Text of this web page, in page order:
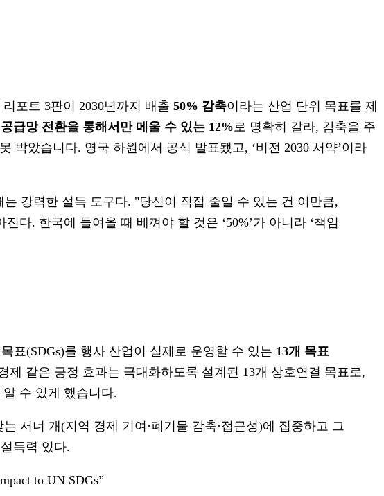
리포트 3판이 2030년까지 배출 50% 감축이라는 산업 단위 목표를 제
급망 전환을 통해서만 메울 수 있는 12%로 명확히 갈라, 감축을 주
박았습니다. 영국 하원에서 공식 발표됐고, ‘비전 2030 서약’이라
강력한 설득 도구다. "당신이 직접 줄일 수 있는 건 이만큼,
다. 한국에 들여올 때 베껴야 할 것은 ‘50%’가 아니라 ‘책임
표(SDGs)를 행사 산업이 실제로 운영할 수 있는 13개 목표
같은 긍정 효과는 극대화하도록 설계된 13개 상호연결 목표로,
알 수 있게 했습니다.
서너 개(지역 경제 기여·폐기물 감축·접근성)에 집중하고 그
득력 있다.
to UN SDGs”